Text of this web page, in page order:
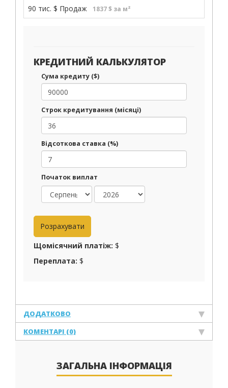
90 тис. $ Продаж 1837 $ за м²
КРЕДИТНИЙ КАЛЬКУЛЯТОР
Сума кредиту ($)
Строк кредитування (місяці)
Відсоткова ставка (%)
Початок виплат
Щомісячний платіж: $
Переплата: $
ДОДАТКОВО
КОМЕНТАРІ (0)
ЗАГАЛЬНА ІНФОРМАЦІЯ